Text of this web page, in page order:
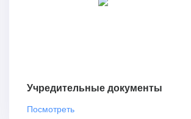
Учредительные документы
Посмотреть